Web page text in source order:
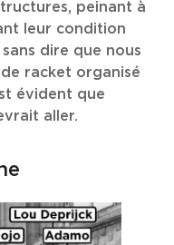
peinant à
leur condition
dire que nous
racket organisé
évident que
aller.